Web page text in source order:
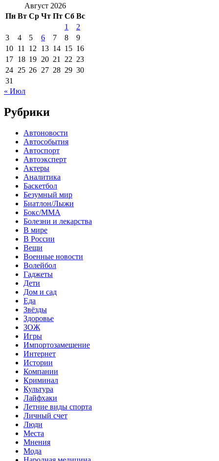
Август 2026
Пн Вт Ср Чт Пт Сб Вс
1
2
3
4 5 6 7 8
9
10 11 12 13 14 15 16
17 18 19 20 21 22 23
24 25 26 27 28 29 30
31
« Июл
Рубрики
Автоновости
Автособытия
Автоспорт
Автоэксперт
Актеры
Аналитика
Баскетбол
Безумный мир
Биатлон/Лыжи
Бокс/MMA
Болезни и лекарства
В мире
В России
Вещи
Военные новости
Волейбол
Гаджеты
Дети
Дом и сад
Еда
Звёзды
Здоровье
ЗОЖ
Игры
Импортозамещение
Интернет
Истории
Компании
Криминал
Культура
Лайфхаки
Летние виды спорта
Личный счет
Люди
Места
Мнения
Мода